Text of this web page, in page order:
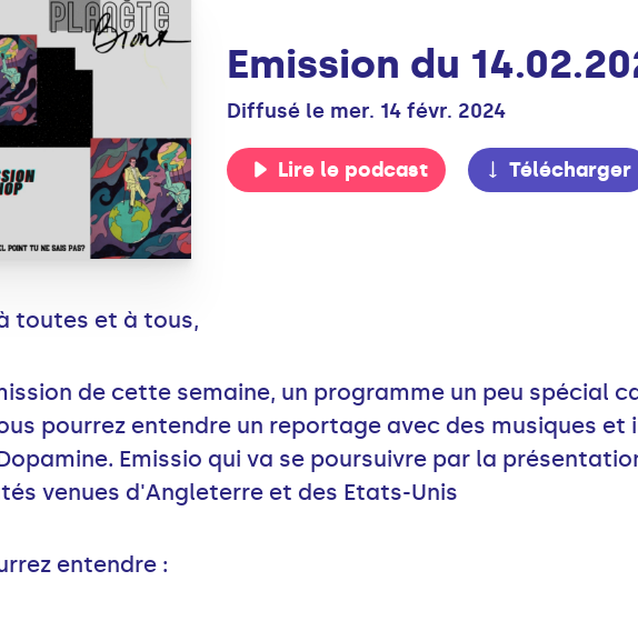
Emission du
Diffusé le mer. 14 févr. 2024
Lire le podcast Télécharger
toutes et à tous,
de cette semaine, un programme un peu spécial
pourrez entendre un reportage avec des musiques
Emissio qui va se poursuivre par la
venues d'Angleterre et des Etats-Unis
entendre :